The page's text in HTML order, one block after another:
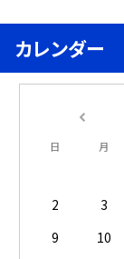
カレンダー
日 月
2
3
9
10